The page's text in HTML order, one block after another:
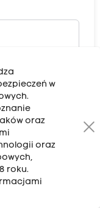
w
oraz
oraz
roku.